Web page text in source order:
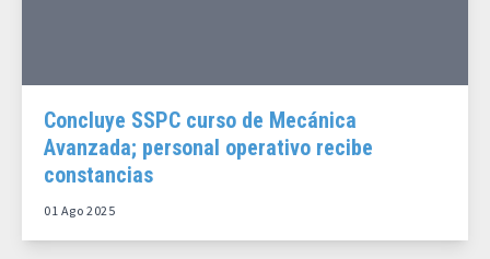
Concluye SSPC curso de Mecánica
Avanzada; personal operativo recibe
constancias
01 Ago 2025